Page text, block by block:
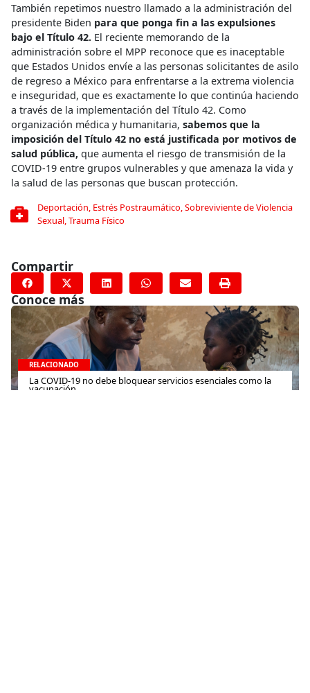
También repetimos nuestro llamado a la administración del
presidente Biden para que ponga fin a las expulsiones
bajo el Título 42. El reciente memorando de la
administración sobre el MPP reconoce que es inaceptable
que Estados Unidos envíe a las personas solicitantes de asilo
de regreso a México para enfrentarse a la extrema violencia
e inseguridad, que es exactamente lo que continúa haciendo
a través de la implementación del Título 42. Como
organización médica y humanitaria, sabemos que la
imposición del Título 42 no está justificada por motivos de
salud pública, que aumenta el riesgo de transmisión de la
COVID-19 entre grupos vulnerables y que amenaza la vida y
la salud de las personas que buscan protección.
Deportación Estrés Postraumático Sobreviviente de Violencia
Sexual, Trauma Físico
Compartir
Conoce más
RELACIONADO
La COVID-19 no debe bloquear servicios esenciales como la
vacunación